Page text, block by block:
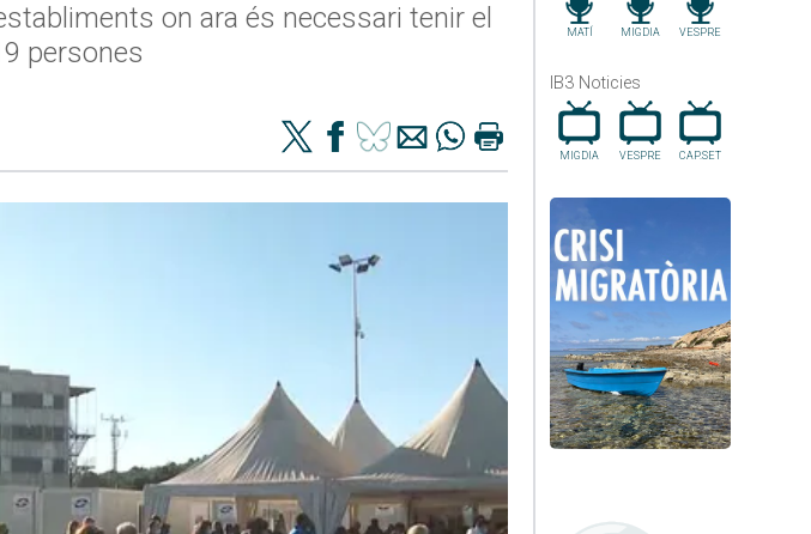
MATÍ MIGDIA VESPRE
IB3 Noticies
MIGDIA VESPRE CAP.SET
on ara és necessari tenir el
persones